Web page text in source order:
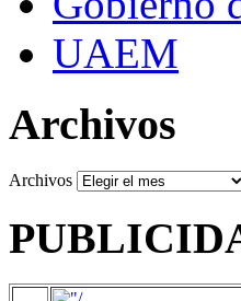
UAEM
Archivos
Archivos